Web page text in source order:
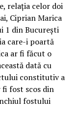
relația celor doi
Ciprian Marica
1 din București
care-i poartă
ar fi făcut o
dată cu
constitutiv a
fost scos din
fostului